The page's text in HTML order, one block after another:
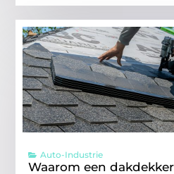
Auto-Industrie
Waarom een